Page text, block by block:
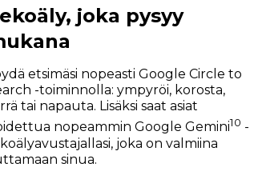
joka pysyy
etsimäsi nopeasti Google Circle to
-toiminnolla: ympyröi, korosta,
tai napauta. Lisäksi saat asiat
nopeammin Google Gemini10 -
joka on valmiina
sinua.